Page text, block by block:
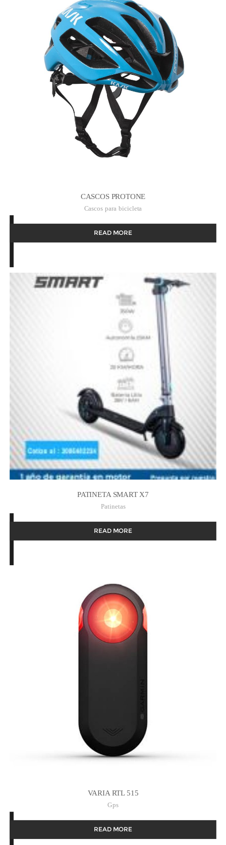
CASCOS PROTONE
Cascos para bicicleta
READ MORE
PATINETA SMART X7
Patinetas
READ MORE
VARIA RTL 515
Gps
READ MORE